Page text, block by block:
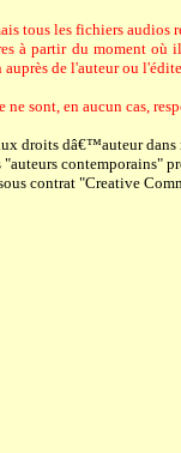
tous les fichiers
à partir du moment où
de l'auteur ou
sont, en aucun cas,
droits dâ€™auteur
contemporains"
contrat "Creative